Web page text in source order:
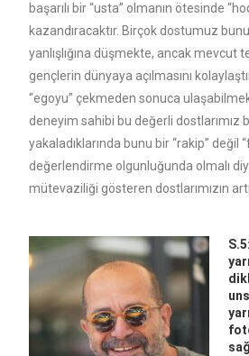
başarılı bir “usta” olmanın ötesinde
kazandıracaktır. Birçok dostumuz
yanlışlığına düşmekte, ancak mevcut
gençlerin dünyaya açılmasını
“egoyu” çekmeden sonuca
deneyim sahibi bu değerli dostlarımız
yakaladıklarında bunu bir “rakip” değil
değerlendirme olgunluğunda olmalı
mütevaziliği gösteren dostlarımızın